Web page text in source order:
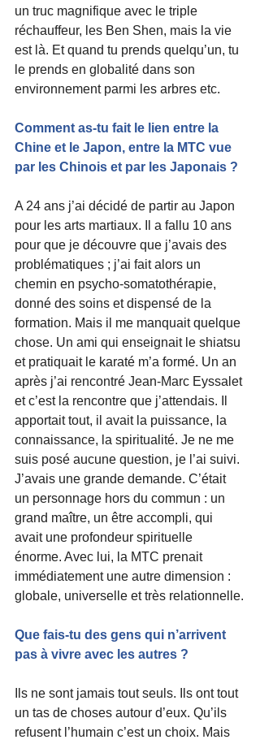
un truc magnifique avec le triple
réchauffeur, les Ben Shen, mais la vie
est là. Et quand tu prends quelqu’un, tu
le prends en globalité dans son
environnement parmi les arbres etc.
Comment as-tu fait le lien entre la
Chine et le Japon, entre la MTC vue
par les Chinois et par les Japonais ?
A 24 ans j’ai décidé de partir au Japon
pour les arts martiaux. Il a fallu 10 ans
pour que je découvre que j’avais des
problématiques ; j’ai fait alors un
chemin en psycho-somatothérapie,
donné des soins et dispensé de la
formation. Mais il me manquait quelque
chose. Un ami qui enseignait le shiatsu
et pratiquait le karaté m’a formé. Un an
après j’ai rencontré Jean-Marc Eyssalet
et c’est la rencontre que j’attendais. Il
apportait tout, il avait la puissance, la
connaissance, la spiritualité. Je ne me
suis posé aucune question, je l’ai suivi.
J’avais une grande demande. C’était
un personnage hors du commun : un
grand maître, un être accompli, qui
avait une profondeur spirituelle
énorme. Avec lui, la MTC prenait
immédiatement une autre dimension :
globale, universelle et très relationnelle.
Que fais-tu des gens qui n’arrivent
pas à vivre avec les autres ?
Ils ne sont jamais tout seuls. Ils ont tout
un tas de choses autour d’eux. Qu’ils
refusent l’humain c’est un choix. Mais